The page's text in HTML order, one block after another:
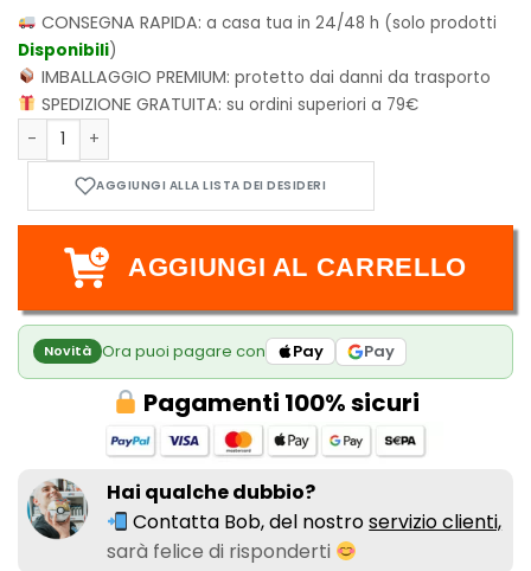
CONSEGNA RAPIDA:a casa tua in 24/48 h (solo prodotti
Disponibili)
IMBALLAGGIO PREMIUM:protetto dai danni da trasporto
SPEDIZIONE GRATUITA:su ordini superiori a 79€
Roborally - Edizione Italiana quantità
AGGIUNGI AL CARRELLO
Novità Ora puoi pagare con Pay Pay
Pagamenti 100% sicuri
Hai qualche dubbio?
Contatta Bob, del nostroservizio clienti,
sarà felice di risponderti